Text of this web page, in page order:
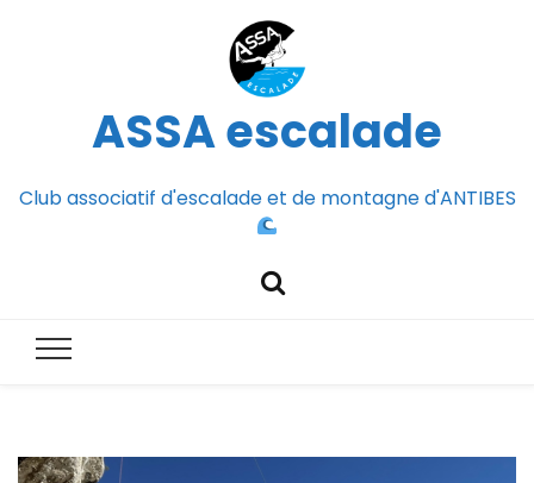
ASSA escalade
Club associatif d'escalade et de montagne d'ANTIBES